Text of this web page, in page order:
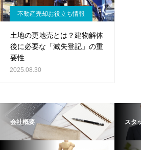
不動産売却お役立ち情報
土地の更地売とは？建物解体
後に必要な「滅失登記」の重
要性
2025.08.30
会社概要 スタ